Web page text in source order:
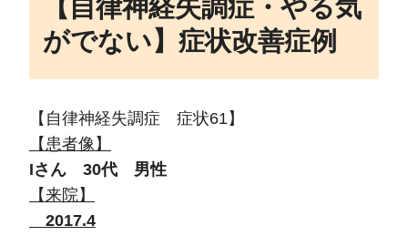
【自律神経失調症・やる気
がでない】症状改善症例
【自律神経失調症 症状61】
【患者像】
Iさん 30代 男性
【来院】
2017.4